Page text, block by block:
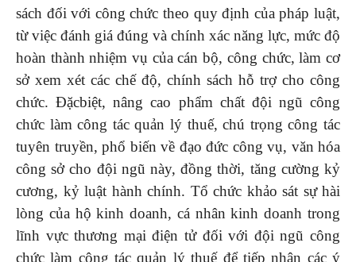
sách đối với công chức theo quy định của pháp luật,
từ việc đánh giá đúng và chính xác năng lực, mức độ
hoàn thành nhiệm vụ của cán bộ, công chức, làm cơ
sở xem xét các chế độ, chính sách hỗ trợ cho công
chức. Đặcbiệt, nâng cao phẩm chất đội ngũ công
chức làm công tác quản lý thuế, chú trọng công tác
tuyên truyền, phổ biến về đạo đức công vụ, văn hóa
công sở cho đội ngũ này, đồng thời, tăng cường kỷ
cương, kỷ luật hành chính. Tổ chức khảo sát sự hài
lòng của hộ kinh doanh, cá nhân kinh doanh trong
lĩnh vực thương mại điện tử đối với đội ngũ công
chức làm công tác quản lý thuế để tiếp nhận các ý